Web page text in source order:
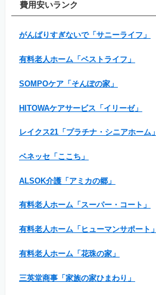
費用安いランク
がんばりすぎないで「サニーライフ」
有料老人ホーム「ベストライフ」
SOMPOケア「そんぽの家」
HITOWAケアサービス「イリーゼ」
レイクス21「プラチナ・シニアホーム」
ベネッセ「ここち」
ALSOK介護「アミカの郷」
有料老人ホーム「スーパー・コート」
有料老人ホーム「ヒューマンサポート」
有料老人ホーム「花珠の家」
三英堂商事「家族の家ひまわり」